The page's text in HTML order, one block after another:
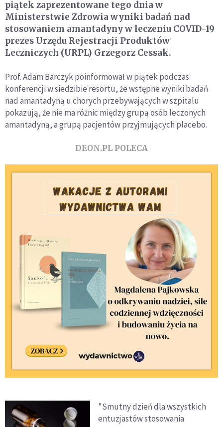
piątek zaprezentowane tego dnia w
Ministerstwie Zdrowia wyniki badań nad
stosowaniem amantadyny w leczeniu COVID-19
prezes Urzędu Rejestracji Produktów
Leczniczych (URPL) Grzegorz Cessak.
Prof. Adam Barczyk poinformował w piątek podczas
konferencji w siedzibie resortu, że wstępne wyniki badań
nad amantadyną u chorych przebywających w szpitalu
pokazują, że nie ma różnic między grupą osób leczonych
amantadyną, a grupą pacjentów przyjmujących placebo.
DEON.PL POLECA
"Smutny dzień dla wszystkich
entuzjastów stosowania